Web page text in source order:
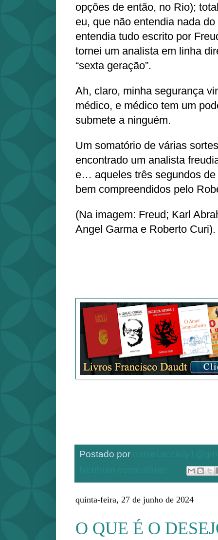
opções de então, no Rio);
eu, que não entendia nada
entendia tudo escrito por
tornei um analista em linha
“sexta geração”.
Ah, claro, minha segurança
médico, e médico tem um
submete a ninguém.
Um somatório de várias
encontrado um analista
e… aqueles três segundos
bem compreendidos pelo
(Na imagem: Freud; Karl
Angel Garma e Roberto Curi).
Postado por
quinta-feira, 27 de junho de 2024
O QUE É O